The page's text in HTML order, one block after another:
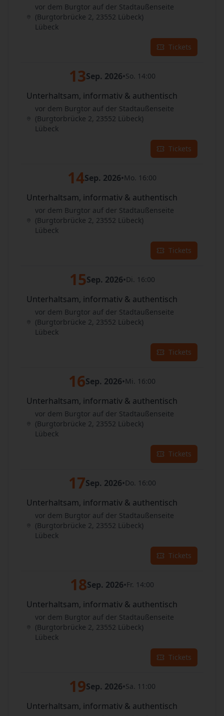
vor dem Burgtor auf der Stadtaußenseite
(Burgtorbrücke 2, 23552 Lübeck)
Lübeck
Tickets
13Sep. 2026•So. 14:00
Unterhaltsam, informativ & authentisch
vor dem Burgtor auf der Stadtaußenseite
(Burgtorbrücke 2, 23552 Lübeck)
Lübeck
Tickets
14Sep. 2026•Mo. 16:00
Unterhaltsam, informativ & authentisch
vor dem Burgtor auf der Stadtaußenseite
(Burgtorbrücke 2, 23552 Lübeck)
Lübeck
Tickets
15Sep. 2026•Di. 16:00
Unterhaltsam, informativ & authentisch
vor dem Burgtor auf der Stadtaußenseite
(Burgtorbrücke 2, 23552 Lübeck)
Lübeck
Tickets
16Sep. 2026•Mi. 16:00
Unterhaltsam, informativ & authentisch
vor dem Burgtor auf der Stadtaußenseite
(Burgtorbrücke 2, 23552 Lübeck)
Lübeck
Tickets
17Sep. 2026•Do. 16:00
Unterhaltsam, informativ & authentisch
vor dem Burgtor auf der Stadtaußenseite
(Burgtorbrücke 2, 23552 Lübeck)
Lübeck
Tickets
18Sep. 2026•Fr. 14:00
Unterhaltsam, informativ & authentisch
vor dem Burgtor auf der Stadtaußenseite
(Burgtorbrücke 2, 23552 Lübeck)
Lübeck
Tickets
19Sep. 2026•Sa. 11:00
Unterhaltsam, informativ & authentisch